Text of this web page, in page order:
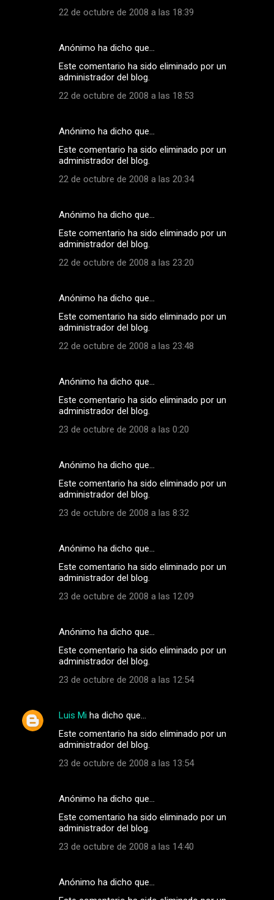
22 de octubre de 2008 a las 18:39
Anónimo ha dicho que…
Este comentario ha sido eliminado por un
administrador del blog.
22 de octubre de 2008 a las 18:53
Anónimo ha dicho que…
Este comentario ha sido eliminado por un
administrador del blog.
22 de octubre de 2008 a las 20:34
Anónimo ha dicho que…
Este comentario ha sido eliminado por un
administrador del blog.
22 de octubre de 2008 a las 23:20
Anónimo ha dicho que…
Este comentario ha sido eliminado por un
administrador del blog.
22 de octubre de 2008 a las 23:48
Anónimo ha dicho que…
Este comentario ha sido eliminado por un
administrador del blog.
23 de octubre de 2008 a las 0:20
Anónimo ha dicho que…
Este comentario ha sido eliminado por un
administrador del blog.
23 de octubre de 2008 a las 8:32
Anónimo ha dicho que…
Este comentario ha sido eliminado por un
administrador del blog.
23 de octubre de 2008 a las 12:09
Anónimo ha dicho que…
Este comentario ha sido eliminado por un
administrador del blog.
23 de octubre de 2008 a las 12:54
Luis Mi ha dicho que…
Este comentario ha sido eliminado por un
administrador del blog.
23 de octubre de 2008 a las 13:54
Anónimo ha dicho que…
Este comentario ha sido eliminado por un
administrador del blog.
23 de octubre de 2008 a las 14:40
Anónimo ha dicho que…